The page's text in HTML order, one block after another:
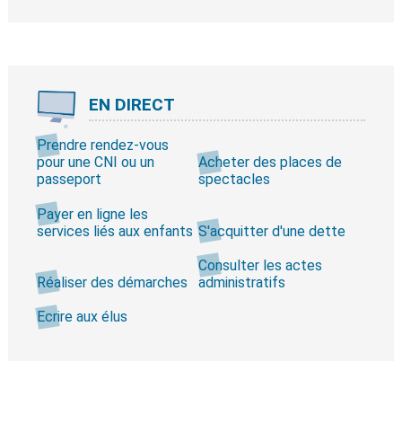
EN DIRECT
Prendre rendez-vous
pour une CNI ou un
passeport
Acheter des places de
spectacles
Payer en ligne les
services liés aux enfants S'acquitter d'une dette
Réaliser des démarches
Consulter les actes
administratifs
Ecrire aux élus